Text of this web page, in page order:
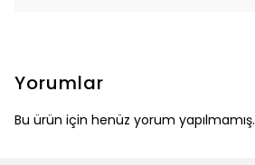
Yorumlar
Bu ürün için henüz yorum yapılmamış.